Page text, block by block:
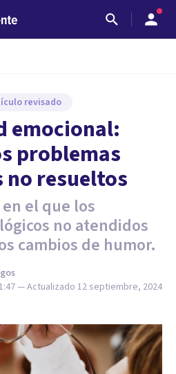
revisado
emocional:
problemas
no resueltos
el que los
no atendidos
cambios de humor.
— Actualizado 12 septiembre, 2024